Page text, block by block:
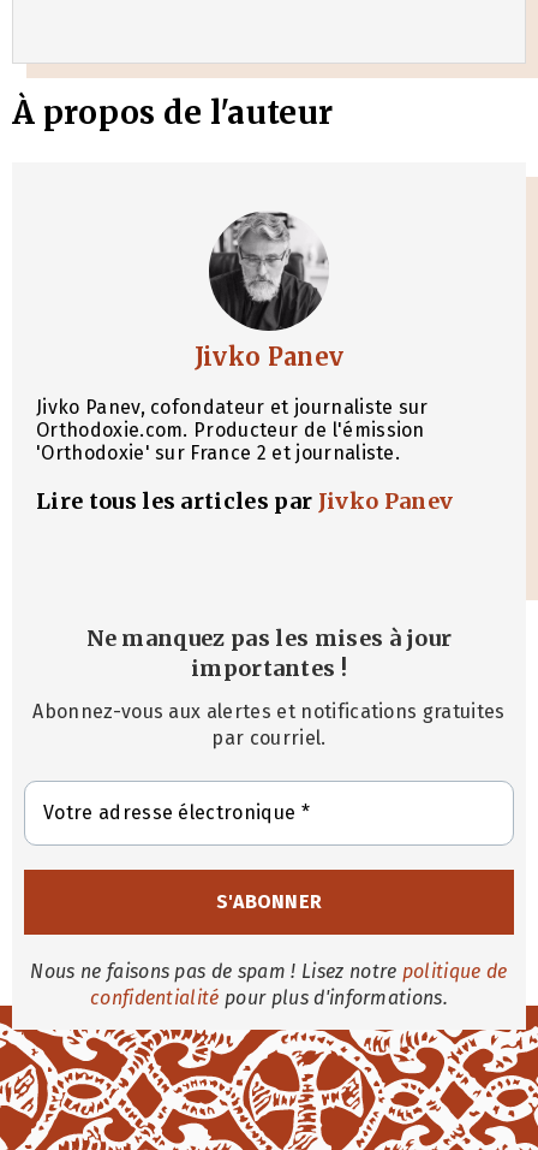
À propos de l'auteur
Jivko Panev
Jivko Panev, cofondateur et journaliste sur
Orthodoxie.com. Producteur de l'émission
'Orthodoxie' sur France 2 et journaliste.
Lire tous les articles par Jivko Panev
Ne manquez pas les mises à jour
importantes !
Abonnez-vous aux alertes et notifications gratuites
par courriel.
Nous ne faisons pas de spam ! Lisez notre politique de
confidentialité pour plus d'informations.